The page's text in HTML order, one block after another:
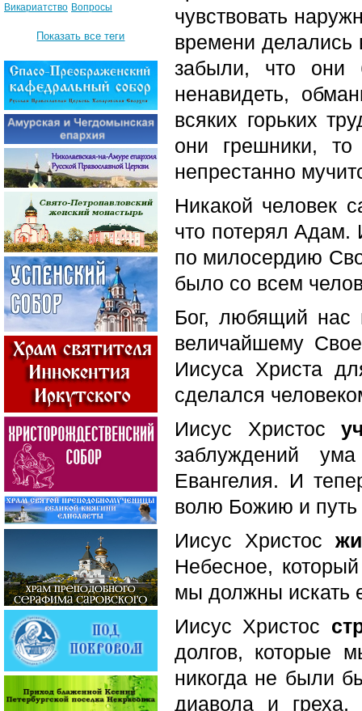
чувствовать
времени делались
забыли, что они
ненавидеть,
всяких горьких
они грешники,
непрестанно
Никакой человек
что потерял
по милосердию
было со всем
Бог, любящий
величайшему
Иисуса Христа
сделался
Иисус Христос
заблуждений
Евангелия. И
волю Божию и путь
Иисус Христос
Небесное,
мы должны искать
Иисус Христос
долгов, которые
никогда не были
диавола и
Викариатство Вопросы
Показать все теги